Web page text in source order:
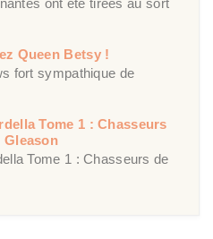
Queen Betsy !
fort sympathique de
Tome 1 : Chasseurs
Gleason
Tome 1 : Chasseurs de